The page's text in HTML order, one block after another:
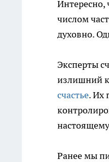
Интересно,
числом
духовно.
Эксперты
излишний
счастье. Их
Ранее мы